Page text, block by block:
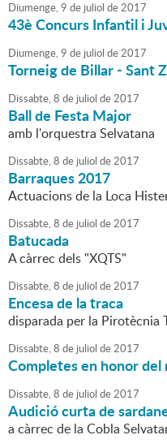
Diumenge,9 de juliol de2017
43è Concurs Infantil i
Diumenge,9 de juliol de2017
Torneig de Billar - Sant
Dissabte,8 de juliol de2017
Ball de Festa Major
amb l'orquestra Selvatana
Dissabte,8 de juliol de2017
Barraques 2017
Actuacions de la Loca
Dissabte,8 de juliol de2017
Batucada
A càrrec dels "XQTS"
Dissabte,8 de juliol de2017
Encesa de la traca
disparada per la Pirotècnia
Dissabte,8 de juliol de2017
Completes en honor
Dissabte,8 de juliol de2017
Audició curta de
a càrrec de la Cobla